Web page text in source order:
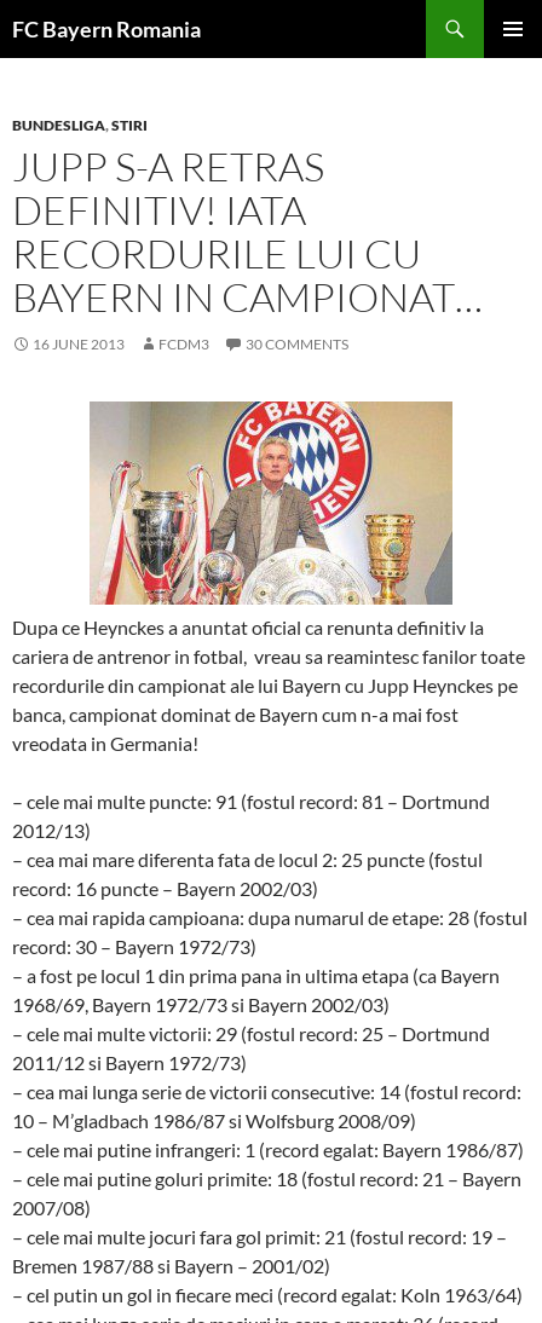
toFC Bayern Romania
BUNDESLIGA,STIRI
JUPP S-A RETRAS
DEFINITIV! IATA
RECORDURILE LUI CU
BAYERN IN CAMPIONAT…
16 JUNE 2013 FCDM3 30 COMMENTS
Dupa ce Heynckes a anuntat oficial ca renunta definitiv la
cariera de antrenor in fotbal, vreau sa reamintesc fanilor toate
recordurile din campionat ale lui Bayern cu Jupp Heynckes pe
banca, campionat dominat de Bayern cum n-a mai fost
vreodata in Germania!
– cele mai multe puncte: 91 (fostul record: 81 – Dortmund
2012/13)
– cea mai mare diferenta fata de locul 2: 25 puncte (fostul
record: 16 puncte – Bayern 2002/03)
– cea mai rapida campioana: dupa numarul de etape: 28 (fostul
record: 30 – Bayern 1972/73)
– a fost pe locul 1 din prima pana in ultima etapa (ca Bayern
1968/69, Bayern 1972/73 si Bayern 2002/03)
– cele mai multe victorii: 29 (fostul record: 25 – Dortmund
2011/12 si Bayern 1972/73)
– cea mai lunga serie de victorii consecutive: 14 (fostul record:
10 – M’gladbach 1986/87 si Wolfsburg 2008/09)
– cele mai putine infrangeri: 1 (record egalat: Bayern 1986/87)
– cele mai putine goluri primite: 18 (fostul record: 21 – Bayern
2007/08)
– cele mai multe jocuri fara gol primit: 21 (fostul record: 19 –
Bremen 1987/88 si Bayern – 2001/02)
– cel putin un gol in fiecare meci (record egalat: Koln 1963/64)